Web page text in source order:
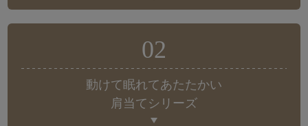
02
動けて眠れてあたたかい
肩当てシリーズ